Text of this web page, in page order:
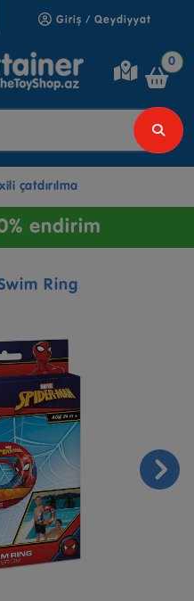
Giriş / Qeydiyyat
0
çatdırılma
endirim
Ring